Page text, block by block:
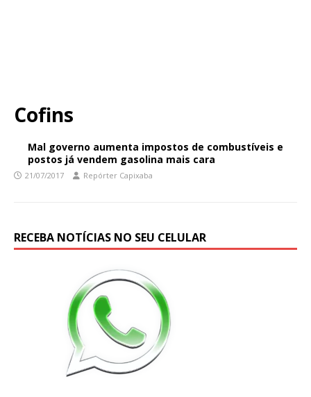
Cofins
Mal governo aumenta impostos de combustíveis e
postos já vendem gasolina mais cara
21/07/2017 Repórter Capixaba
RECEBA NOTÍCIAS NO SEU CELULAR